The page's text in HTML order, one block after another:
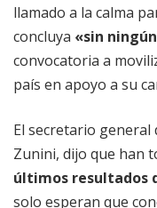
llamado a la calma
concluya «sin
convocatoria a
país en apoyo a su
El secretario general
Zunini, dijo que han
últimos resultados
solo esperan que